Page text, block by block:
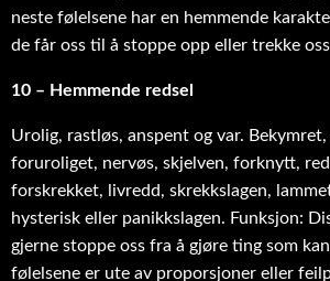
neste følelsene har en hemmende
de får oss til å stoppe opp eller trekke
10 – Hemmende redsel
Urolig, rastløs, anspent og var. Bekymret,
foruroliget, nervøs, skjelven, forknytt,
forskrekket, livredd, skrekkslagen,
hysterisk eller panikkslagen. Funksjon:
gjerne stoppe oss fra å gjøre ting som
følelsene er ute av proporsjoner eller